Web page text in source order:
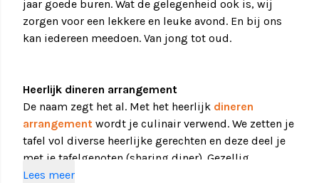
jaar goede buren. Wat de gelegenheid ook is, wij
zorgen voor een lekkere en leuke avond. En bij ons
kan iedereen meedoen. Van jong tot oud.
Heerlijk dineren arrangement
De naam zegt het al. Met het heerlijk dineren
arrangement wordt je culinair verwend. We zetten je
tafel vol diverse heerlijke gerechten en deze deel je
met je tafelgenoten (sharing diner). Gezellig,
bourgondisch en vermakelijk genieten met z'n allen!
Lees meer